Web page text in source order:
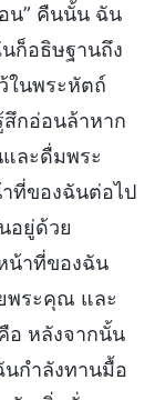
น” คืนนั้น ฉัน
ก็อธิษฐานถึง
ในพระหัตถ์
กอ่อนล้าหาก
ละดื่มพระ
าที่ของฉันต่อไป
อยู่ด้วย
น้าที่ของฉัน
พระคุณ และ
อ หลังจากนั้น
กำลังทานมื้อ